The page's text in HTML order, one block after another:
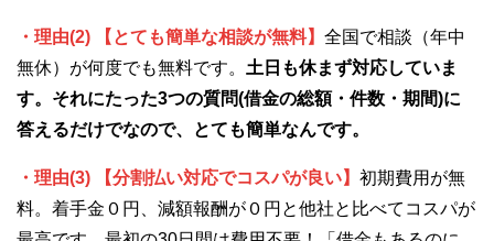
・理由(2) 【とても簡単な相談が無料】 全国で相談（年中
無休）が何度でも無料です。 土日も休まず対応していま
す。それにたった3つの質問(借金の総額・件数・期間)に
答えるだけでなので、とても簡単なんです。
・理由(3) 【分割払い対応でコスパが良い】 初期費用が無
料。着手金０円、減額報酬が０円と他社と比べてコスパが